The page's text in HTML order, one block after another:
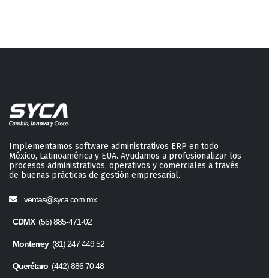
Implementamos software administrativos ERP en todo
México, Latinoamérica y EUA. Ayudamos a profesionalizar los
procesos administrativos, operativos y comerciales a través
de buenas prácticas de gestión empresarial.
ventas@syca.com.mx
CDMX(55) 885-471-02
Monterrey(81) 247 449 52
Querétaro (442) 886 70 48